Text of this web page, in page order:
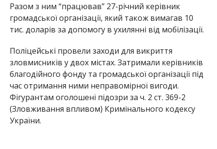
Разом з ним “працював” 27-річний керівник
громадської організації, який також вимагав 10
тис. доларів за допомогу в ухилянні від мобілізації.
Поліцейські провели заходи для викриття
зловмисників у двох містах. Затримали керівників
благодійного фонду та громадської організації під
час отримання ними неправомірної вигоди.
Фігурантам оголошені підозри за ч. 2 ст. 369-2
(Зловживання впливом) Кримінального кодексу
України.